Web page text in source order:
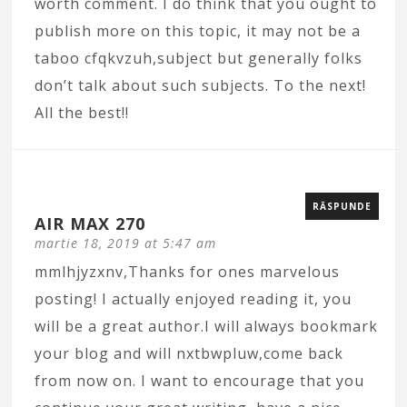
worth comment. I do think that you ought to
publish more on this topic, it may not be a
taboo cfqkvzuh,subject but generally folks
don’t talk about such subjects. To the next!
All the best!!
AIR MAX 270
martie 18, 2019 at 5:47 am
RĂSPUNDE
mmlhjyzxnv,Thanks for ones marvelous
posting! I actually enjoyed reading it, you
will be a great author.I will always bookmark
your blog and will nxtbwpluw,come back
from now on. I want to encourage that you